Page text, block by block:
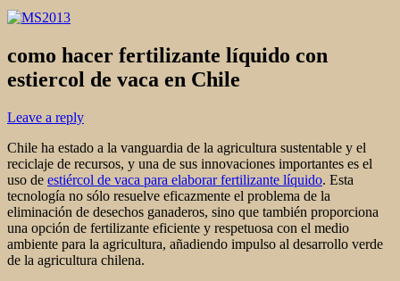
como hacer fertilizante líquido con
estiercol de vaca en Chile
Leave a reply
Chile ha estado a la vanguardia de la agricultura sustentable y el
reciclaje de recursos, y una de sus innovaciones importantes es el
uso de estiércol de vaca para elaborar fertilizante líquido. Esta
tecnología no sólo resuelve eficazmente el problema de la
eliminación de desechos ganaderos, sino que también proporciona
una opción de fertilizante eficiente y respetuosa con el medio
ambiente para la agricultura, añadiendo impulso al desarrollo verde
de la agricultura chilena.